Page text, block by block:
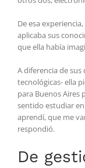
De esa
aplicaba sus
que ella había
A diferencia de
tecnológicas- ella
para Buenos Aires
sentido estudiar
aprendí, que me
respondió.
De